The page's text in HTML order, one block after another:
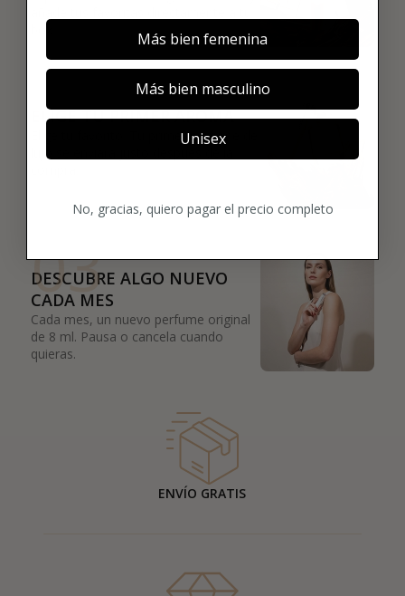
02
ELIGE TU PRIMER AROMA
Elige tu favorito. Tu primer perfume de
lujo se enviará justo después de la
03
DESCUBRE ALGO NUEVO
CADA MES
Cada mes, un nuevo perfume original
de 8 ml. Pausa o cancela cuando
quieras.
ENVÍO GRATIS
Más bien femenina
Más bien masculino
Unisex
No, gracias, quiero pagar el precio completo